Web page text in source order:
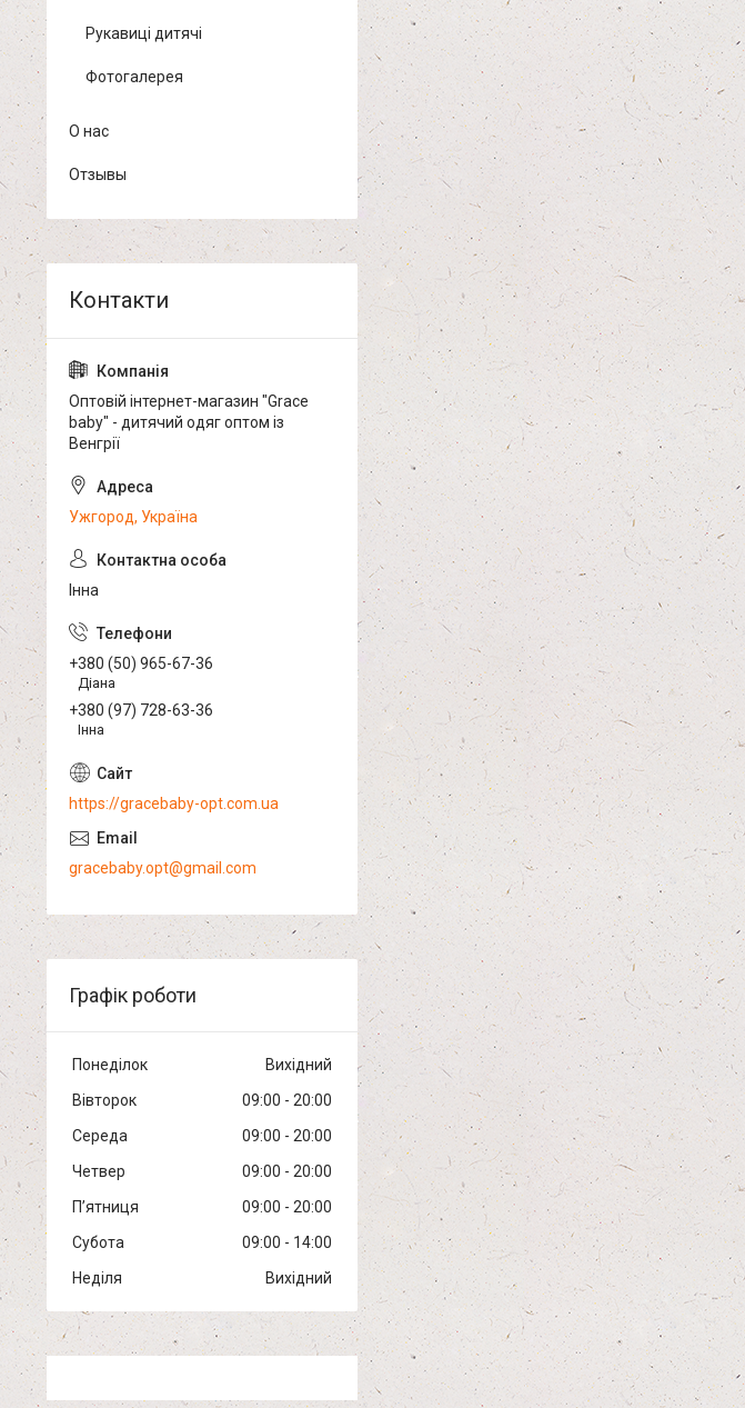
Рукавиці дитячі
Фотогалерея
О нас
Отзывы
Оптовій інтернет-магазин "Grace
baby" - дитячий одяг оптом із
Венгрії
Ужгород, Україна
Інна
+380 (50) 965-67-36
Діана
+380 (97) 728-63-36
Інна
https://gracebaby-opt.com.ua
gracebaby.opt@gmail.com
Графік роботи
Понеділок
Вихідний
Вівторок
09:00
20:00
Середа
09:00
20:00
Четвер
09:00
20:00
Пʼятниця
09:00
20:00
Субота
09:00
14:00
Неділя
Вихідний